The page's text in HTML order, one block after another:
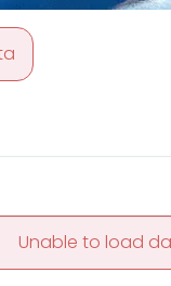
Unable to load